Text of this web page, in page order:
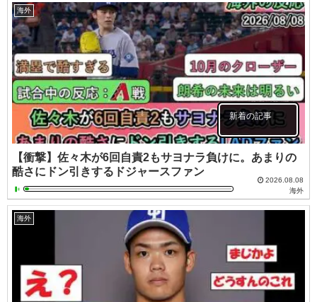
海外
新着の記事
【衝撃】佐々木が6回自責2もサヨナラ負けに。あまりの
酷さにドン引きするドジャースファン
2026.08.08
海外
海外